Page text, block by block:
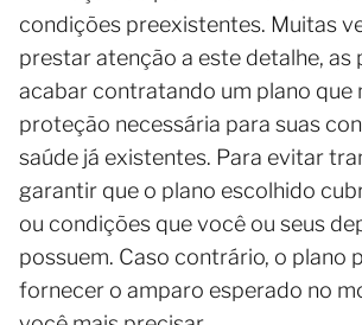
condições preexistentes. Muitas
prestar atenção a este detalhe, as
acabar contratando um plano que
proteção necessária para suas
saúde já existentes. Para evitar
garantir que o plano escolhido
ou condições que você ou seus
possuem. Caso contrário, o plano
fornecer o amparo esperado no